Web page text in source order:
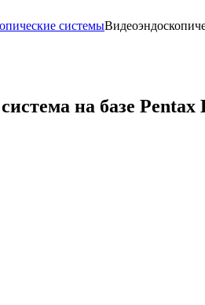
системы
на базе